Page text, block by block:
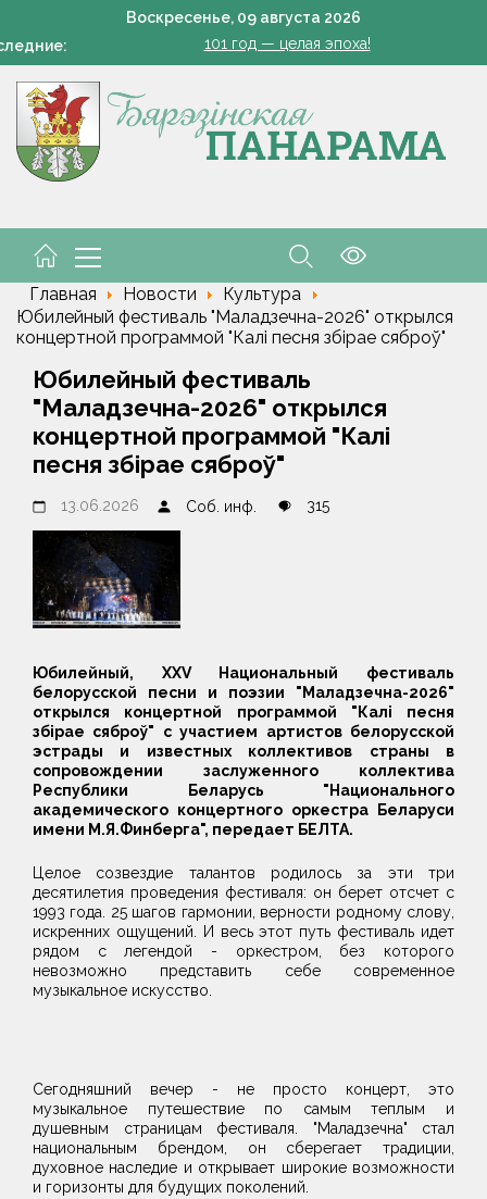
Воскресенье, 09 августа 2026
Есть комбайнеры-тысячники в «Здравушка-Агро»
101 год — целая эпоха!
Всего 1 грамм на ведро — и пустоцветов как не
В Жорновке проходит турслёт сотрудников ГКСЭ
Есть комбайнеры-тысячники в «Здравушка-Агро»
Главная Новости
Культура
Юбилейный фестиваль "Маладзечна-2026" открылся
концертной программой "Калi песня збiрае сяброў"
Юбилейный фестиваль
"Маладзечна-2026" открылся
концертной программой "Калi
песня збiрае сяброў"
13.06.2026 Соб. инф. 315
Юбилейный, XXV Национальный фестиваль
белорусской песни и поэзии "Маладзечна-2026"
открылся концертной программой "Калi песня
збiрае сяброў" с участием артистов белорусской
эстрады и известных коллективов страны в
сопровождении заслуженного коллектива
Республики Беларусь "Национального
академического концертного оркестра Беларуси
имени М.Я.Финберга", передает БЕЛТА.
Целое созвездие талантов родилось за эти три
десятилетия проведения фестиваля: он берет отсчет с
1993 года. 25 шагов гармонии, верности родному слову,
искренних ощущений. И весь этот путь фестиваль идет
рядом с легендой - оркестром, без которого
невозможно представить себе современное
музыкальное искусство.
Сегодняшний вечер - не просто концерт, это
музыкальное путешествие по самым теплым и
душевным страницам фестиваля. "Маладзечна" стал
национальным брендом, он сберегает традиции,
духовное наследие и открывает широкие возможности
и горизонты для будущих поколений.